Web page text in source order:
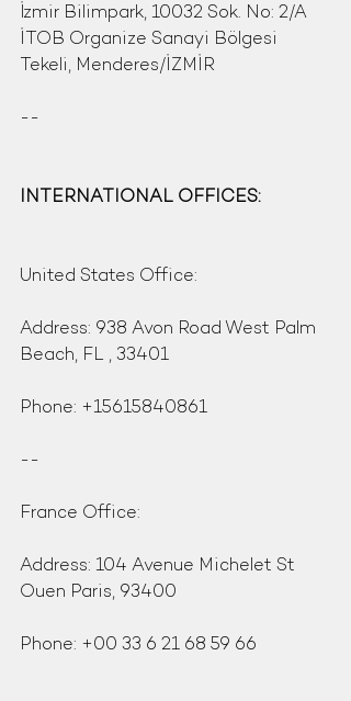
İzmir Bilimpark, 10032 Sok. No: 2/A
İTOB Organize Sanayi Bölgesi
Tekeli, Menderes/İZMİR
--
INTERNATIONAL OFFICES:
United States Office:
Address: 938 Avon Road West Palm
Beach, FL , 33401
Phone: +15615840861
--
France Office:
Address: 104 Avenue Michelet St
Ouen Paris, 93400
Phone: +00 33 6 21 68 59 66